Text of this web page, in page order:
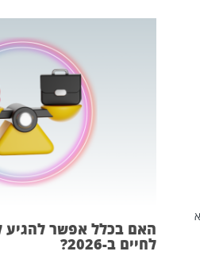
האם בכלל אפשר להגיע
לחיים ב-2026?